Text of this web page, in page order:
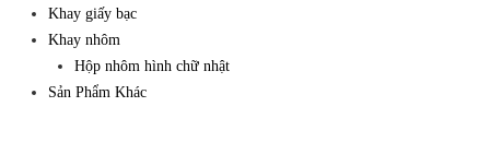
Khay giấy bạc
Khay nhôm
Hộp nhôm hình chữ nhật
Sản Phẩm Khác